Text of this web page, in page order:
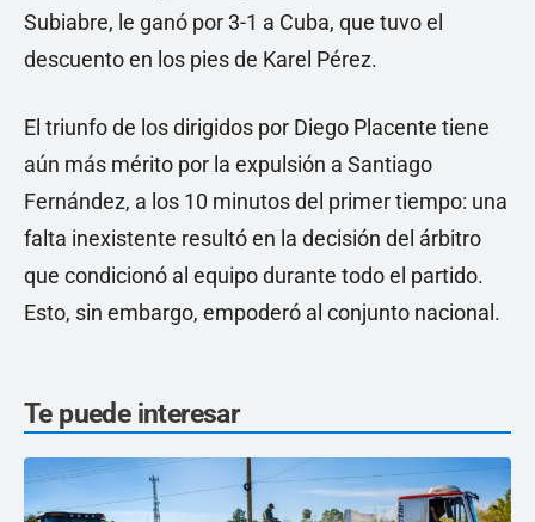
Subiabre, le ganó por 3-1 a Cuba, que tuvo el
descuento en los pies de Karel Pérez.
El triunfo de los dirigidos por Diego Placente tiene
aún más mérito por la expulsión a Santiago
Fernández, a los 10 minutos del primer tiempo: una
falta inexistente resultó en la decisión del árbitro
que condicionó al equipo durante todo el partido.
Esto, sin embargo, empoderó al conjunto nacional.
Te puede interesar